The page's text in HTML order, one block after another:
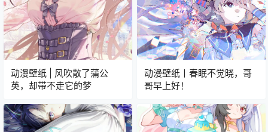
动漫壁纸 | 风吹散了蒲公
英，却带不走它的梦
动漫壁纸丨春眠不觉晓，哥
哥早上好！